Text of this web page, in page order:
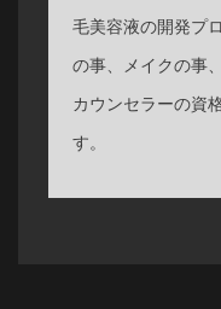
毛美容液の開発プ
の事、メイクの事
カウンセラーの資
す。